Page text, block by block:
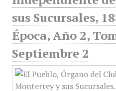
sus Sucursales,
Época, Año 2,
Septiembre 2